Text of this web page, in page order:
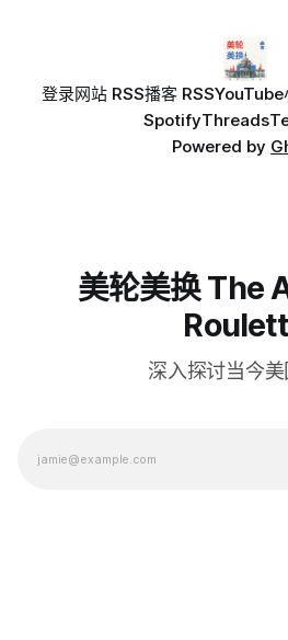
登录网站 RSS播客 RSSYouTube
SpotifyThreads
Powered by
美轮美换 The
深入探讨当今